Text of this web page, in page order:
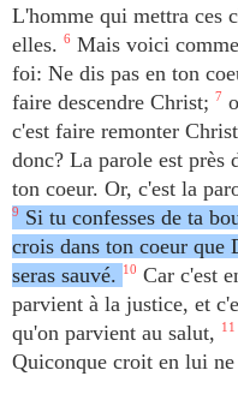
L'homme qui mettra ces
elles. 6 Mais voici
foi: Ne dis pas en ton
faire descendre Christ; 7
c'est faire remonter
donc? La parole est près
ton coeur. Or, c'est la
9
Si tu confesses de ta
crois dans ton coeur que
seras sauvé.
10 Car c'est
parvient à la justice, et
qu'on parvient au salut,
11
Quiconque croit en lui